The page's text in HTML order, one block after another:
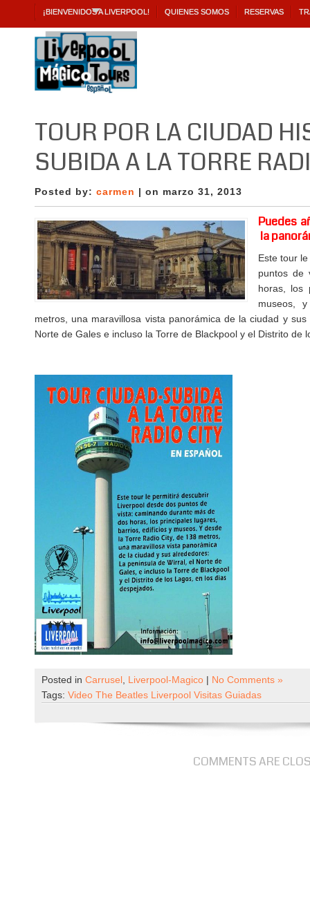
¡BIENVENIDOS A LIVERPOOL! QUIENES SOMOS RESERVAS
TOUR POR LA CIUDAD
SUBIDA A LA TORRE
Posted by: carmen | on marzo 31, 2013
Puedes
la
Este tour
puntos de
horas, los
museos,
metros, una maravillosa vista panorámica de la ciudad y
Norte de Gales e incluso la Torre de Blackpool y el Distrito de
Posted in Carrusel, Liverpool-Magico | No Comments »
Tags: Video The Beatles Liverpool Visitas Guiadas
COMMENTS ARE